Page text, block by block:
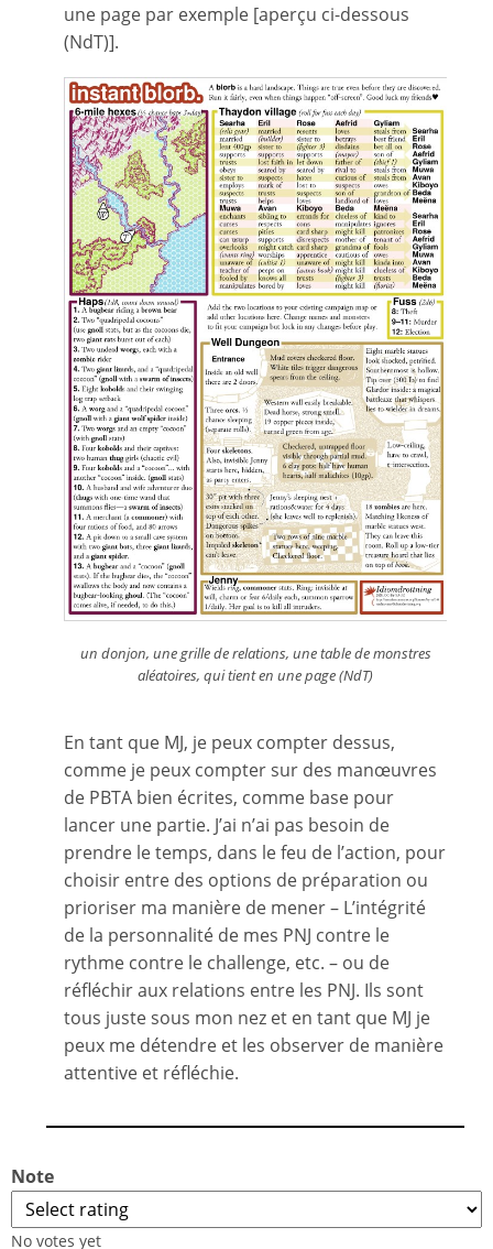
une page par exemple [aperçu ci-dessous
(NdT)].
un donjon, une grille de relations, une table de monstres
aléatoires, qui tient en une page (NdT)
En tant que MJ, je peux compter dessus,
comme je peux compter sur des manœuvres
de PBTA bien écrites, comme base pour
lancer une partie. J’ai n’ai pas besoin de
prendre le temps, dans le feu de l’action, pour
choisir entre des options de préparation ou
prioriser ma manière de mener – L’intégrité
de la personnalité de mes PNJ contre le
rythme contre le challenge, etc. – ou de
réfléchir aux relations entre les PNJ. Ils sont
tous juste sous mon nez et en tant que MJ je
peux me détendre et les observer de manière
attentive et réfléchie.
Note
No votes yet